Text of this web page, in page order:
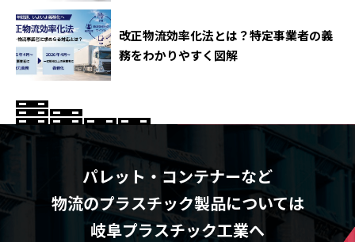
改正物流効率化法とは？特定事業者の義
務をわかりやすく図解
パレット・コンテナーなど
物流のプラスチック製品については
岐阜プラスチック工業へ